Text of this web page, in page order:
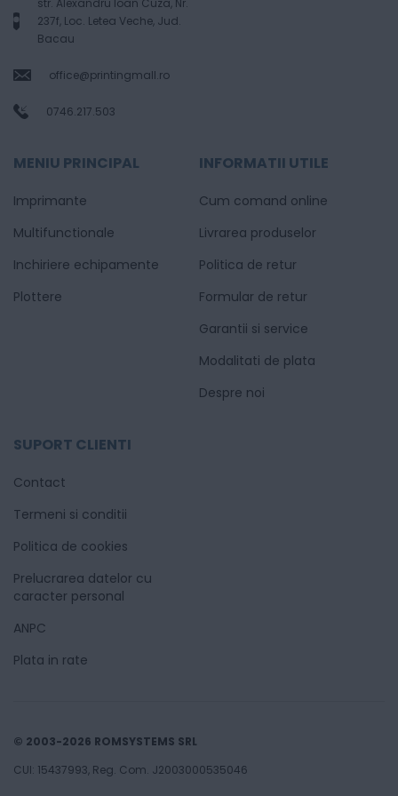
237f, Loc. Letea Veche, Jud.
Bacau
office@printingmall.ro
0746.217.503
MENIU PRINCIPAL
Imprimante
Multifunctionale
Inchiriere echipamente
Plottere
INFORMATII UTILE
Cum comand online
Livrarea produselor
Politica de retur
Formular de retur
Garantii si service
Modalitati de plata
Despre noi
SUPORT CLIENTI
Contact
Termeni si conditii
Politica de cookies
Prelucrarea datelor cu
caracter personal
ANPC
Plata in rate
© 2003-2026 ROMSYSTEMS SRL
CUI: 15437993, Reg. Com. J2003000535046